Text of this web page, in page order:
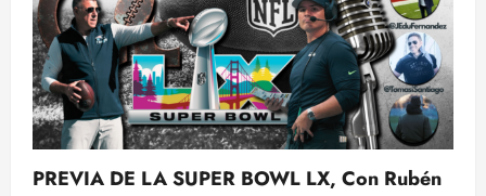
PREVIA DE LA SUPER BOWL LX, Con Rubén